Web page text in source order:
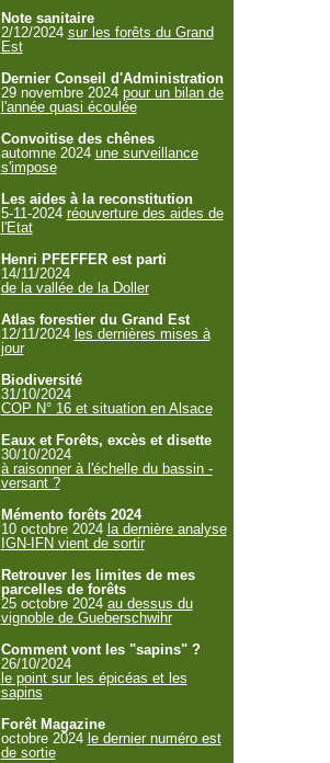
Note sanitaire
2/12/2024 sur les forêts du Grand
Est
Dernier Conseil d'Administration
29 novembre 2024 pour un bilan de
l'année quasi écoulée
Convoitise des chênes
automne 2024 une surveillance
s'impose
Les aides à la reconstitution
5-11-2024 réouverture des aides de
l'Etat
Henri PFEFFER est parti
14/11/2024
de la vallée de la Doller
Atlas forestier du Grand Est
12/11/2024 les dernières mises à
jour
Biodiversité
31/10/2024
COP N° 16 et situation en Alsace
Eaux et Forêts, excès et disette
30/10/2024
à raisonner à l'échelle du bassin -
versant ?
Mémento forêts 2024
10 octobre 2024 la dernière analyse
IGN-IFN vient de sortir
Retrouver les limites de mes
parcelles de forêts
25 octobre 2024 au dessus du
vignoble de Gueberschwihr
Comment vont les "sapins" ?
26/10/2024
le point sur les épicéas et les
sapins
Forêt Magazine
octobre 2024 le dernier numéro est
de sortie